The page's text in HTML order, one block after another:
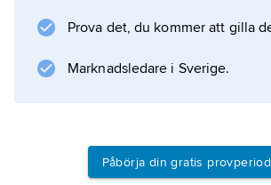
Information om artikeln
Prova det, du kommer att gilla
Marknadsledare i Sverige.
Påbörja din gratis provperiod